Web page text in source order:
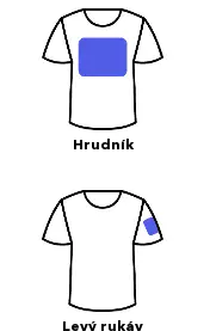
Hrudník
Levý rukáv